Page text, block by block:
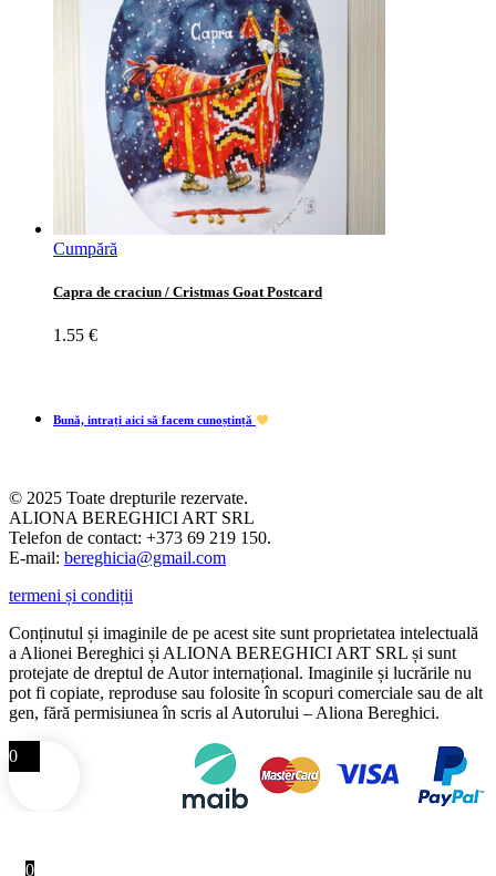
Cumpără
Capra de craciun / Cristmas Goat Postcard
1.55 €
Bună, intrați aici să facem cunoștință
© 2025 Toate drepturile rezervate.
ALIONA BEREGHICI ART SRL
Telefon de contact: +373 69 219 150.
E-mail: bereghicia@gmail.com
termeni și condiții
Conținutul și imaginile de pe acest site sunt proprietatea intelectuală
a Alionei Bereghici și ALIONA BEREGHICI ART SRL și sunt
protejate de dreptul de Autor internațional. Imaginile și lucrările nu
pot fi copiate, reproduse sau folosite în scopuri comerciale sau de alt
gen, fără permisiunea în scris al Autorului – Aliona Bereghici.
0
0